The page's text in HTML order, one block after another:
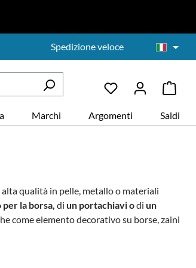
Spedizione veloce
Marchi Argomenti Saldi
qualità in pelle, metallo o materiali
la borsa, di un portachiavi odi un
come elemento decorativo su borse, zaini